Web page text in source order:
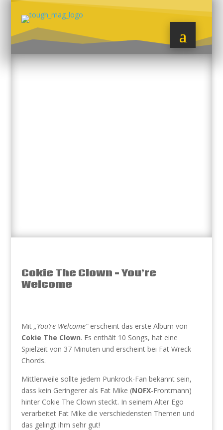
Cokie The Clown – You’re
Welcome
Mit „You’re Welcome“erscheint das erste Album von
Cokie The Clown. Es enthält 10 Songs, hat eine
Spielzeit von 37 Minuten und erscheint bei Fat Wreck
Chords.
Mittlerweile sollte jedem Punkrock-Fan bekannt sein,
dass kein Geringerer als Fat Mike (NOFX-Frontmann)
hinter Cokie The Clown steckt. In seinem Alter Ego
verarbeitet Fat Mike die verschiedensten Themen und
das gelingt ihm sehr gut!